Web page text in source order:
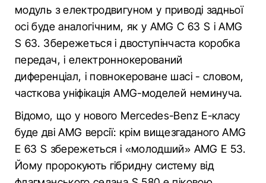
модуль з електродвигуном у приводі задньої
осі буде аналогічним, як у AMG C 63 S і AMG
S 63. Збережеться і двоступінчаста коробка
передач, і електроннокерований
диференціал, і повнокероване шасі - словом,
часткова уніфікація AMG-моделей неминуча.
Відомо, що у нового Mercedes-Benz E-класу
буде дві AMG версії: крім вищезгаданого AMG
E 63 S збережеться і «молодший» AMG E 53.
Йому пророкують гібридну систему від